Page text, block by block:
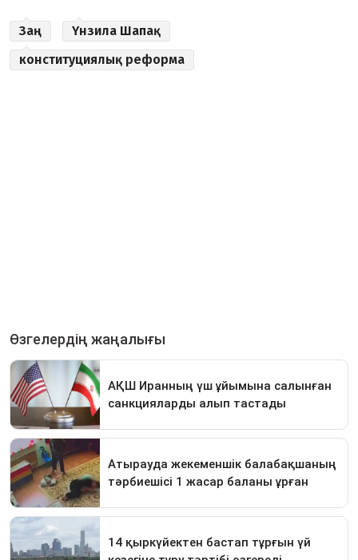
Заң
Үнзила Шапақ
конституциялық реформа